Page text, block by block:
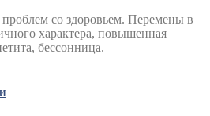
со здоровьем. Перемены в
характера, повышенная
бессонница.